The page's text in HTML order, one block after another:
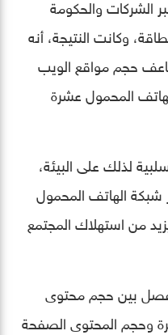
الشركات والحكومة
وكانت النتيجة، أنه
حجم مواقع الويب
المحمول عشرة
لذلك على البيئة،
شبكة الهاتف المحمول
من استهلاك المجتمع
بين حجم محتوى
وحجم المحتوى الصفحة